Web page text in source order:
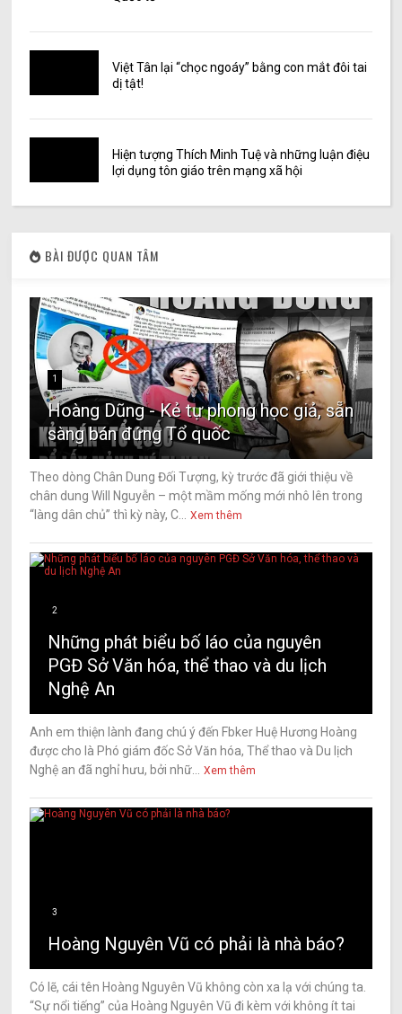
Việt Tân lại “chọc ngoáy” bằng con mắt đôi tai
dị tật!
Hiện tượng Thích Minh Tuệ và những luận điệu
lợi dụng tôn giáo trên mạng xã hội
BÀI ĐƯỢC QUAN TÂM
1
Hoàng Dũng - Kẻ tự phong học giả, sẵn
sàng bán đứng Tổ quốc
Theo dòng Chân Dung Đối Tượng, kỳ trước đã giới thiệu về
chân dung Will Nguyễn – một mầm mống mới nhô lên trong
“làng dân chủ” thì kỳ này, C...
Xem thêm
2
Những phát biểu bố láo của nguyên
PGĐ Sở Văn hóa, thể thao và du lịch
Nghệ An
Anh em thiện lành đang chú ý đến Fbker Huệ Hương Hoàng
được cho là Phó giám đốc Sở Văn hóa, Thể thao và Du lịch
Nghệ an đã nghỉ hưu, bởi nhữ...
Xem thêm
3
Hoàng Nguyên Vũ có phải là nhà báo?
Có lẽ, cái tên Hoàng Nguyên Vũ không còn xa lạ với chúng ta.
“Sự nổi tiếng” của Hoàng Nguyên Vũ đi kèm với không ít tai